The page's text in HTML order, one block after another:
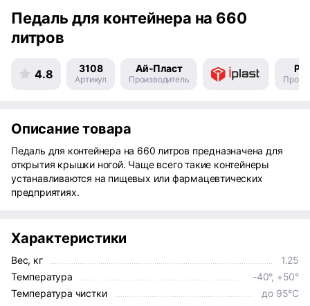
Педаль для контейнера на 660
литров
4.8 3108
Артикул
Ай-Пласт
Производитель
Описание товара
Педаль для контейнера на 660 литров предназначена для
открытия крышки ногой. Чаще всего такие контейнеры
устанавливаются на пищевых или фармацевтических
предприятиях.
Характеристики
Вес, кг
1.25
Температура
-40°, +50°
Температура чистки
до 95°С